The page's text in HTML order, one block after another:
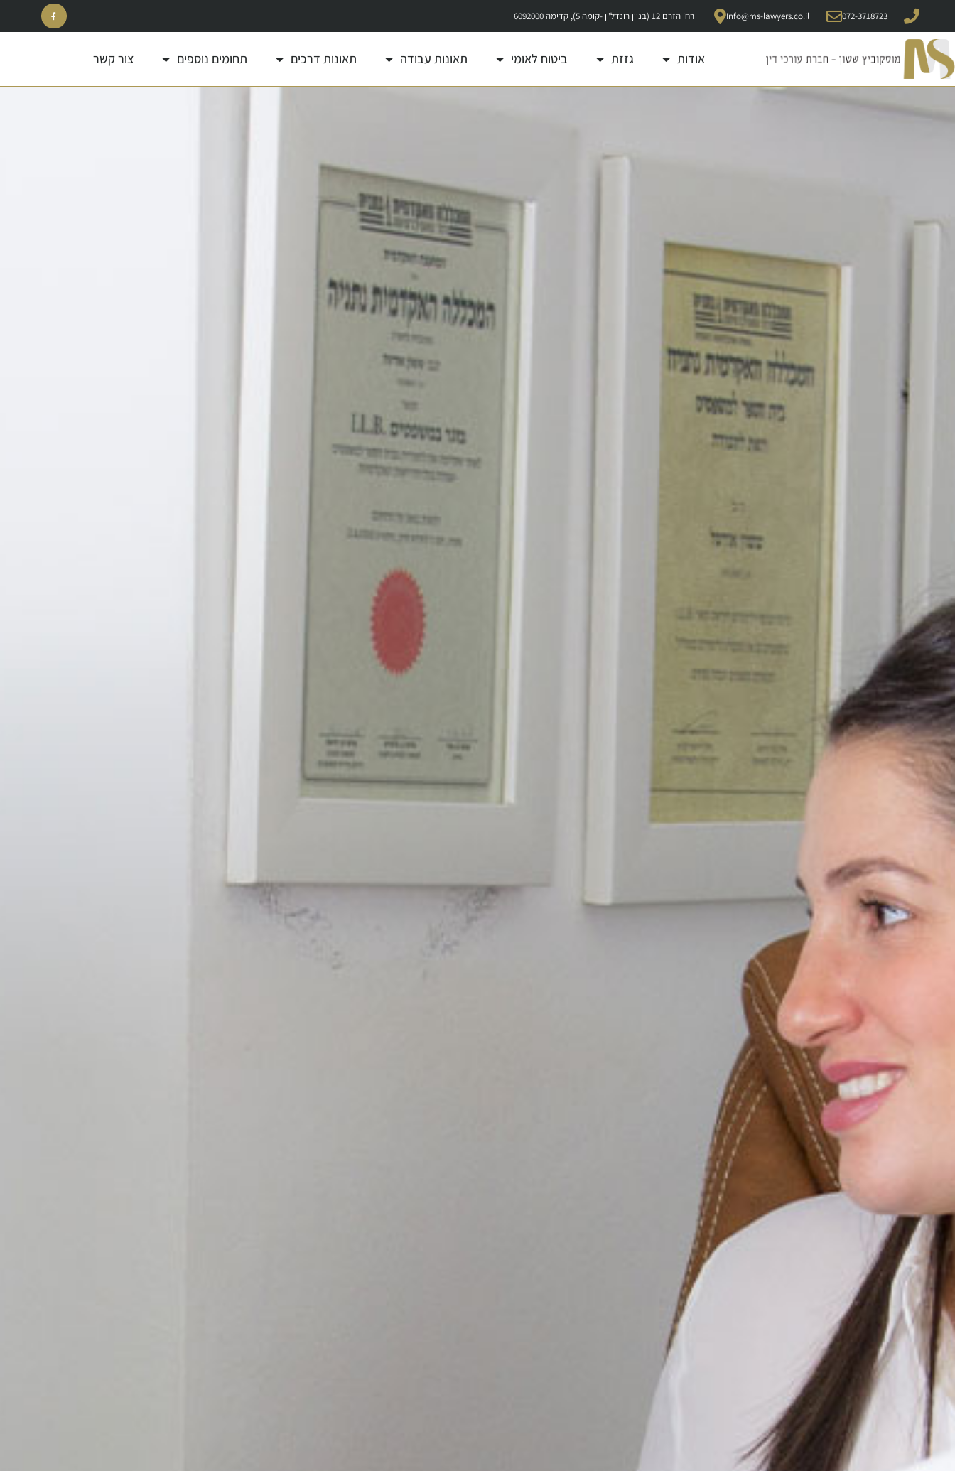
072-3718723
Info@ms-lawyers.co.il רח' הזרם 12 (בניין רונדל"ן -קומה 5), קדימה 6092000
אודות גזזת ביטוח לאומי תאונות עבודה תאונות דרכים תחומים נוספים צור קשר